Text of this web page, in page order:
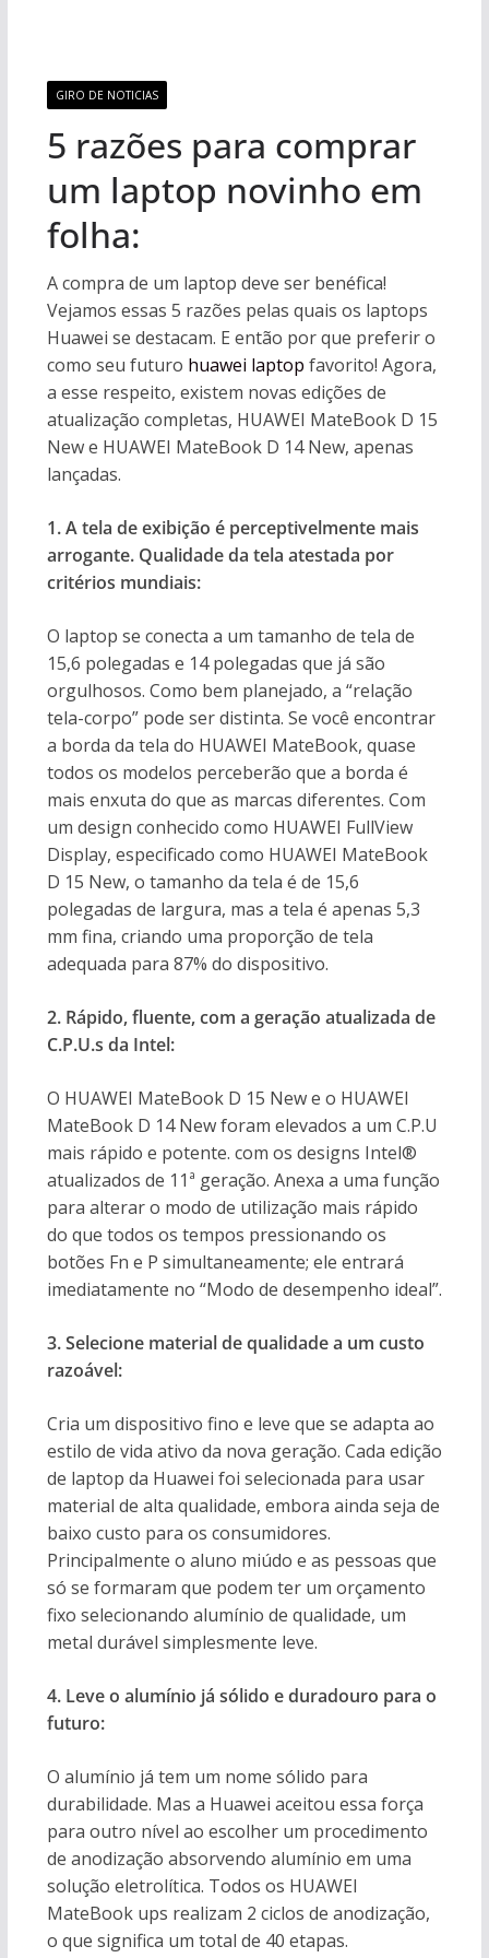
GIRO DE NOTICIAS
5 razões para comprar
um laptop novinho em
folha:
A compra de um laptop deve ser benéfica!
Vejamos essas 5 razões pelas quais os laptops
Huawei se destacam. E então por que preferir o
como seu futuro huawei laptop favorito! Agora,
a esse respeito, existem novas edições de
atualização completas, HUAWEI MateBook D 15
New e HUAWEI MateBook D 14 New, apenas
lançadas.
1. A tela de exibição é perceptivelmente mais
arrogante. Qualidade da tela atestada por
critérios mundiais:
O laptop se conecta a um tamanho de tela de
15,6 polegadas e 14 polegadas que já são
orgulhosos. Como bem planejado, a “relação
tela-corpo” pode ser distinta. Se você encontrar
a borda da tela do HUAWEI MateBook, quase
todos os modelos perceberão que a borda é
mais enxuta do que as marcas diferentes. Com
um design conhecido como HUAWEI FullView
Display, especificado como HUAWEI MateBook
D 15 New, o tamanho da tela é de 15,6
polegadas de largura, mas a tela é apenas 5,3
mm fina, criando uma proporção de tela
adequada para 87% do dispositivo.
2. Rápido, fluente, com a geração atualizada de
C.P.U.s da Intel:
O HUAWEI MateBook D 15 New e o HUAWEI
MateBook D 14 New foram elevados a um C.P.U
mais rápido e potente. com os designs Intel®
atualizados de 11ª geração. Anexa a uma função
para alterar o modo de utilização mais rápido
do que todos os tempos pressionando os
botões Fn e P simultaneamente; ele entrará
imediatamente no “Modo de desempenho ideal”.
3. Selecione material de qualidade a um custo
razoável:
Cria um dispositivo fino e leve que se adapta ao
estilo de vida ativo da nova geração. Cada edição
de laptop da Huawei foi selecionada para usar
material de alta qualidade, embora ainda seja de
baixo custo para os consumidores.
Principalmente o aluno miúdo e as pessoas que
só se formaram que podem ter um orçamento
fixo selecionando alumínio de qualidade, um
metal durável simplesmente leve.
4. Leve o alumínio já sólido e duradouro para o
futuro:
O alumínio já tem um nome sólido para
durabilidade. Mas a Huawei aceitou essa força
para outro nível ao escolher um procedimento
de anodização absorvendo alumínio em uma
solução eletrolítica. Todos os HUAWEI
MateBook ups realizam 2 ciclos de anodização,
o que significa um total de 40 etapas.